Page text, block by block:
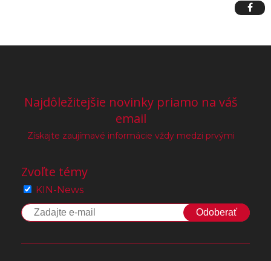
Najdôležitejšie novinky priamo na váš
email
Získajte zaujímavé informácie vždy medzi prvými
Zvoľte témy
KIN-News
Odoberať